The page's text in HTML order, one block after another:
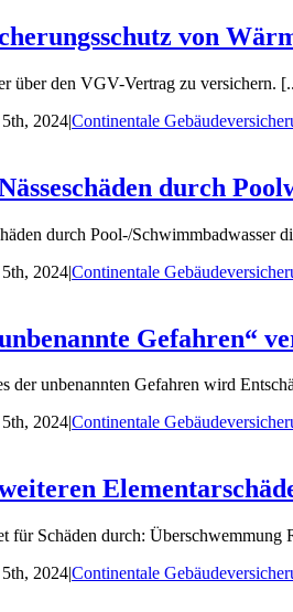
von
über den VGV-Vertrag zu versichern.
2024|Continentale
durch
durch Pool-/Schwimmbadwasser
2024|Continentale
Gefahren“
der unbenannten Gefahren wird
2024|Continentale
für Schäden durch: Überschwemmung
2024|Continentale